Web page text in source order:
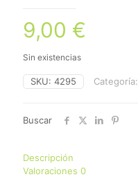
9,00 €
Sin existencias
SKU: 4295 Categoría:
Buscar
Descripción
Valoraciones 0